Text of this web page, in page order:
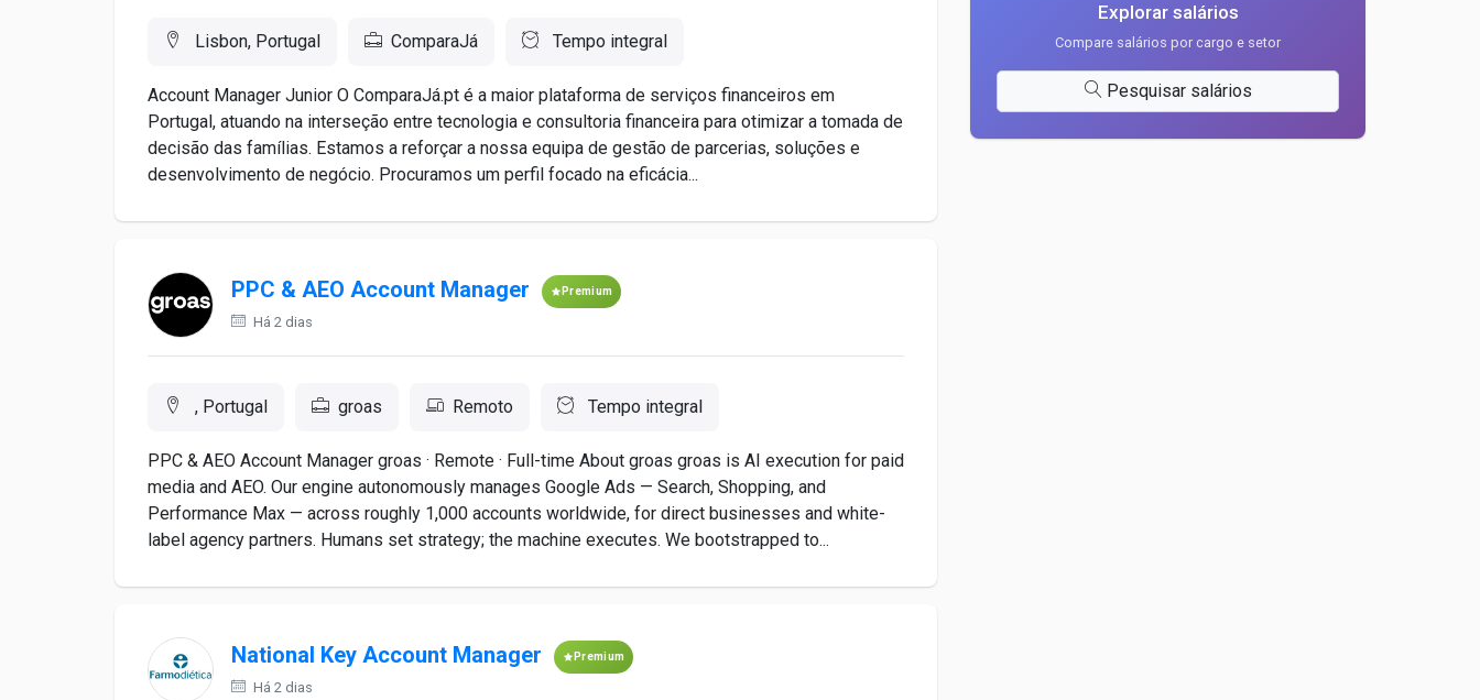
Lisbon, Portugal ComparaJá Tempo integral
Account Manager Junior O ComparaJá.pt é a maior plataforma de serviços financeiros em
Portugal, atuando na interseção entre tecnologia e consultoria financeira para otimizar a tomada de
decisão das famílias. Estamos a reforçar a nossa equipa de gestão de parcerias, soluções e
desenvolvimento de negócio. Procuramos um perfil focado na eficácia...
PPC & AEO Account Manager Premium
Há 2 dias
, Portugal groas Remoto Tempo integral
PPC & AEO Account Manager groas · Remote · Full-time About groas groas is AI execution for paid
media and AEO. Our engine autonomously manages Google Ads — Search, Shopping, and
Performance Max — across roughly 1,000 accounts worldwide, for direct businesses and white-
label agency partners. Humans set strategy; the machine executes. We bootstrapped to...
National Key Account Manager Premium
Há 2 dias
Explorar salários
Compare salários por cargo e setor
Pesquisar salários